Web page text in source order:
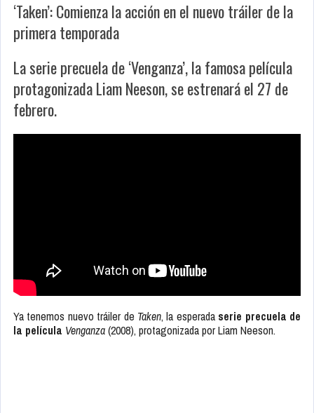
‘Taken’: Comienza la acción en el nuevo tráiler de la
primera temporada
La serie precuela de ‘Venganza’, la famosa película
protagonizada Liam Neeson, se estrenará el 27 de
febrero.
Ya tenemos nuevo tráiler de Taken, la esperada serie precuela de
la película Venganza(2008), protagonizada por Liam Neeson.